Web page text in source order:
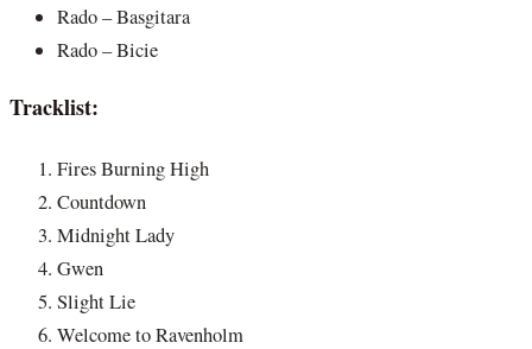
Rado – Basgitara
Rado – Bicie
Tracklist:
Fires Burning High
Countdown
Midnight Lady
Gwen
Slight Lie
Welcome to Ravenholm